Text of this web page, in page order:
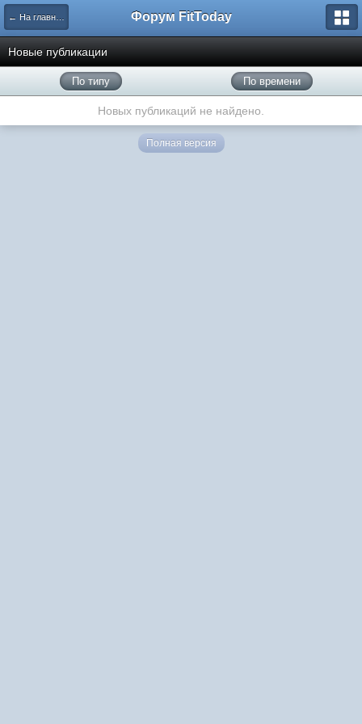
← На главную Форум FitToday
Новые публикации
По типу По времени
Новых публикаций не найдено.
Полная версия